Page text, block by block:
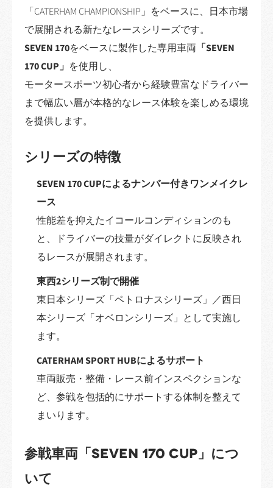
「CATERHAM CHAMPIONSHIP」をベースに、日本市場
で展開される新たなレースシリーズです。
SEVEN 170をベースに製作した専用車両 「SEVEN
170 CUP」 を使用し、
モータースポーツ初心者から経験豊富なドライバー
まで幅広い層が本格的なレース体験を楽しめる環境
を提供します。
シリーズの特徴
SEVEN 170 CUPによるナンバー付きワンメイクレ
ース
性能差を抑えたイコールコンディションのも
と、ドライバーの技量がダイレクトに反映され
るレースが展開されます。
東西2シリーズ制で開催
東日本シリーズ「ペトロナスシリーズ」／西日
本シリーズ「オベロンシリーズ」として実施し
ます。
CATERHAM SPORT HUBによるサポート
車両販売・整備・レース前インスペクションな
ど、参戦を包括的にサポートする体制を整えて
まいります。
参戦車両「SEVEN 170 CUP」につ
いて